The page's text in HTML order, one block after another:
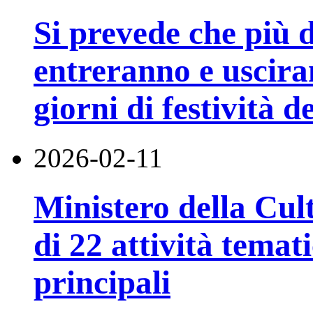
Si prevede che più
entreranno e
giorni di festività
2026-02-11
Ministero della
di 22 attività
principali